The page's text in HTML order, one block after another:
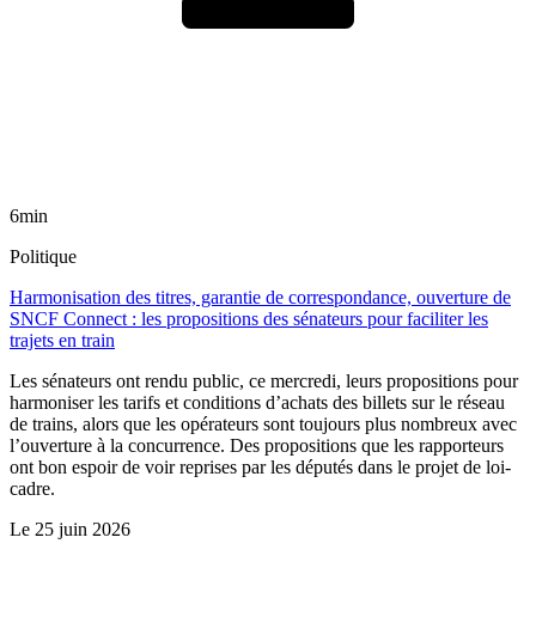
6min
Politique
Harmonisation des titres, garantie de correspondance, ouverture de
SNCF Connect : les propositions des sénateurs pour faciliter les
trajets en train
Les sénateurs ont rendu public, ce mercredi, leurs propositions pour
harmoniser les tarifs et conditions d’achats des billets sur le réseau
de trains, alors que les opérateurs sont toujours plus nombreux avec
l’ouverture à la concurrence. Des propositions que les rapporteurs
ont bon espoir de voir reprises par les députés dans le projet de loi-
cadre.
Le 25 juin 2026